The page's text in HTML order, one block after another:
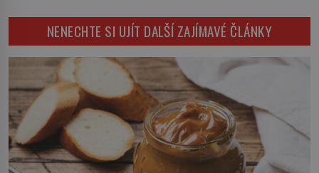
i v Evropě? Vznik tsunami si […]
Jsou ale výjimky, kde pohřební
plačky smutně žmoulají kapesníky
nikoli při smutečním obřadu, ale
při pohledu na výši vyměřené
podpory v nezaměstnanosti. Kam
vás pozveme? Unikátní hřbitov,
který si vysloužil název „Veselý“,
najdeme v rumunské vesnici
Sapanta, nedaleko hranic […]
NENECHTE SI UJÍT DALŠÍ ZAJÍMAVÉ ČLÁNKY